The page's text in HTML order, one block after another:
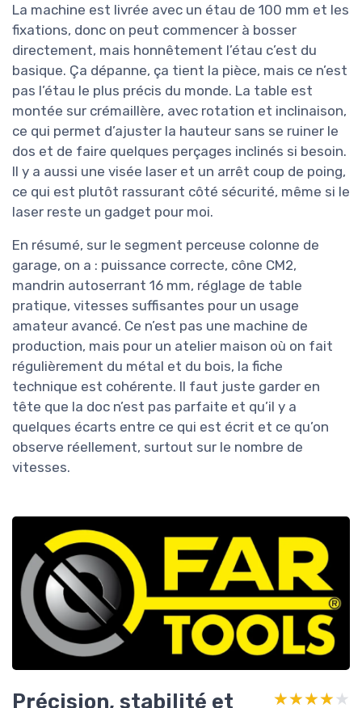
La machine est livrée avec un étau de 100 mm et les
fixations, donc on peut commencer à bosser
directement, mais honnêtement l’étau c’est du
basique. Ça dépanne, ça tient la pièce, mais ce n’est
pas l’étau le plus précis du monde. La table est
montée sur crémaillère, avec rotation et inclinaison,
ce qui permet d’ajuster la hauteur sans se ruiner le
dos et de faire quelques perçages inclinés si besoin.
Il y a aussi une visée laser et un arrêt coup de poing,
ce qui est plutôt rassurant côté sécurité, même si le
laser reste un gadget pour moi.
En résumé, sur le segment perceuse colonne de
garage, on a : puissance correcte, cône CM2,
mandrin autoserrant 16 mm, réglage de table
pratique, vitesses suffisantes pour un usage
amateur avancé. Ce n’est pas une machine de
production, mais pour un atelier maison où on fait
régulièrement du métal et du bois, la fiche
technique est cohérente. Il faut juste garder en
tête que la doc n’est pas parfaite et qu’il y a
quelques écarts entre ce qui est écrit et ce qu’on
observe réellement, surtout sur le nombre de
vitesses.
Précision, stabilité et ★★★★★
★★★★★